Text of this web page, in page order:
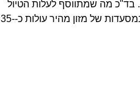
בד"כ מה שמתווסף לעלות הטיול
הוא טיפ למדריך וקניות שאתם מבצעים בעצמכם. בסה"כ סלובקיה אינה מדינה יקרה ובהחלט נוח להסתדר בה מבחינה כלכלית. ארוחות במסעדות של מזון מהיר עולות כ-35-